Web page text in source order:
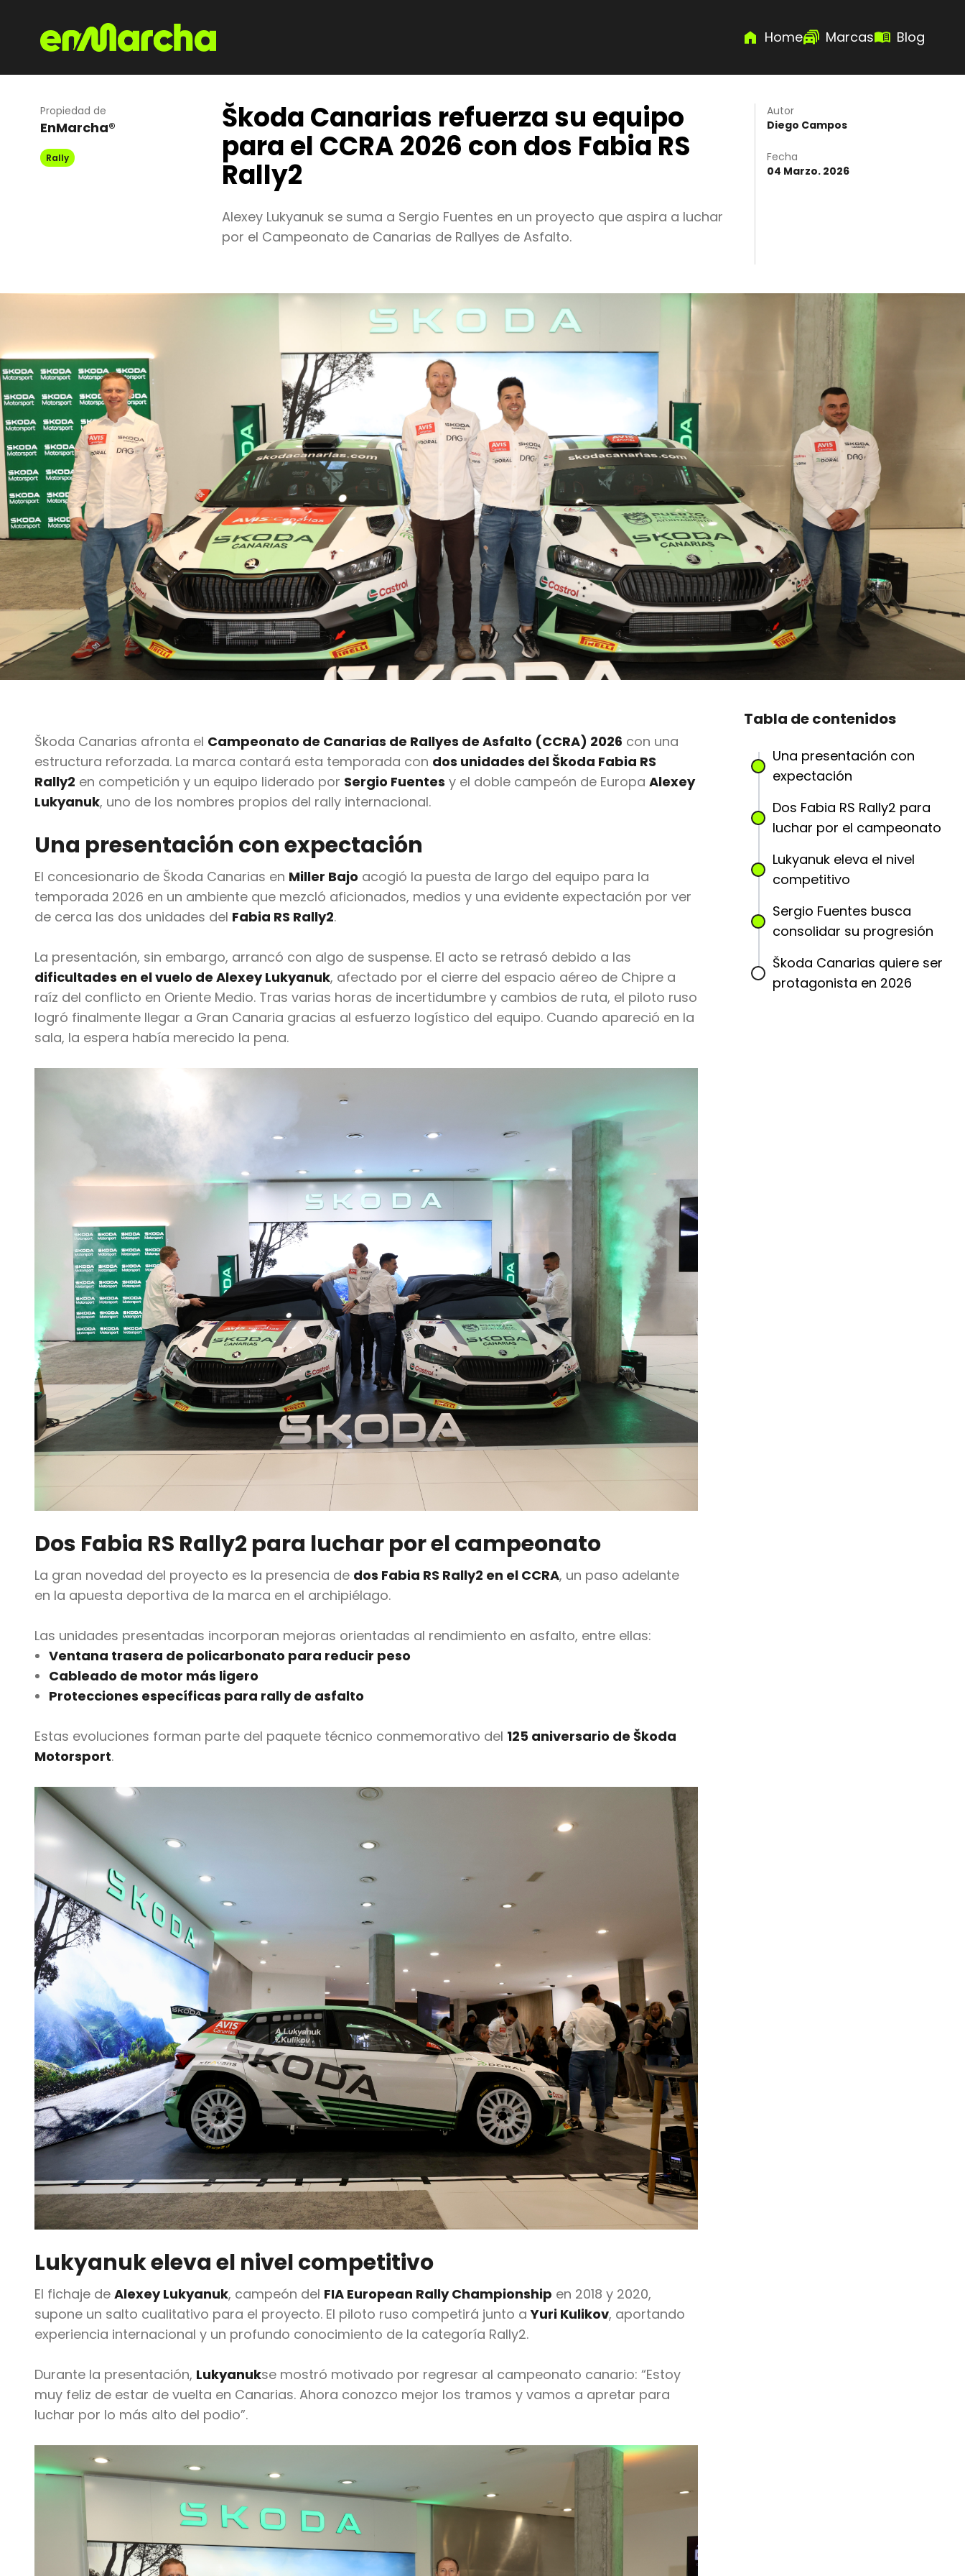
Home Marcas Blog
Propiedad de
EnMarcha®
Rally
Škoda Canarias refuerza su equipo
para el CCRA 2026 con dos Fabia RS
Rally2
Alexey Lukyanuk se suma a Sergio Fuentes en un proyecto que aspira a luchar
por el Campeonato de Canarias de Rallyes de Asfalto.
Autor
Diego Campos
Fecha
04 Marzo. 2026
Tabla de contenidos
Una presentación con
expectación
Dos Fabia RS Rally2 para
luchar por el campeonato
Lukyanuk eleva el nivel
competitivo
Sergio Fuentes busca
consolidar su progresión
Škoda Canarias quiere ser
protagonista en 2026
Škoda Canarias afronta el Campeonato de Canarias de Rallyes de Asfalto (CCRA) 2026 con una
estructura reforzada. La marca contará esta temporada con dos unidades del Škoda Fabia RS
Rally2 en competición y un equipo liderado por Sergio Fuentes y el doble campeón de Europa Alexey
Lukyanuk, uno de los nombres propios del rally internacional.
Una presentación con expectación
El concesionario de Škoda Canarias en Miller Bajo acogió la puesta de largo del equipo para la
temporada 2026 en un ambiente que mezcló aficionados, medios y una evidente expectación por ver
de cerca las dos unidades del Fabia RS Rally2.
La presentación, sin embargo, arrancó con algo de suspense. El acto se retrasó debido a las
dificultades en el vuelo de Alexey Lukyanuk, afectado por el cierre del espacio aéreo de Chipre a
raíz del conflicto en Oriente Medio. Tras varias horas de incertidumbre y cambios de ruta, el piloto ruso
logró finalmente llegar a Gran Canaria gracias al esfuerzo logístico del equipo. Cuando apareció en la
sala, la espera había merecido la pena.
Dos Fabia RS Rally2 para luchar por el campeonato
La gran novedad del proyecto es la presencia de dos Fabia RS Rally2 en el CCRA, un paso adelante
en la apuesta deportiva de la marca en el archipiélago.
Las unidades presentadas incorporan mejoras orientadas al rendimiento en asfalto, entre ellas:
Ventana trasera de policarbonato para reducir peso
Cableado de motor más ligero
Protecciones específicas para rally de asfalto
Estas evoluciones forman parte del paquete técnico conmemorativo del 125 aniversario de Škoda
Motorsport.
Lukyanuk eleva el nivel competitivo
El fichaje de Alexey Lukyanuk, campeón del FIA European Rally Championship en 2018 y 2020,
supone un salto cualitativo para el proyecto. El piloto ruso competirá junto aYuri Kulikov, aportando
experiencia internacional y un profundo conocimiento de la categoría Rally2.
Durante la presentación, Lukyanukse mostró motivado por regresar al campeonato canario: “Estoy
muy feliz de estar de vuelta en Canarias. Ahora conozco mejor los tramos y vamos a apretar para
luchar por lo más alto del podio”.